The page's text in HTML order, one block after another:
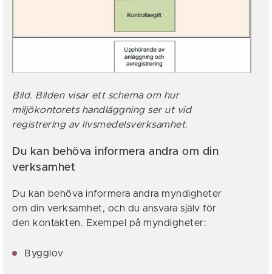
Bild. Bilden visar ett schema om hur
miljökontorets handläggning ser ut vid
registrering av livsmedelsverksamhet.
Du kan behöva informera andra om din
verksamhet
Du kan behöva informera andra myndigheter
om din verksamhet, och du ansvara själv för
den kontakten. Exempel på myndigheter:
Bygglov